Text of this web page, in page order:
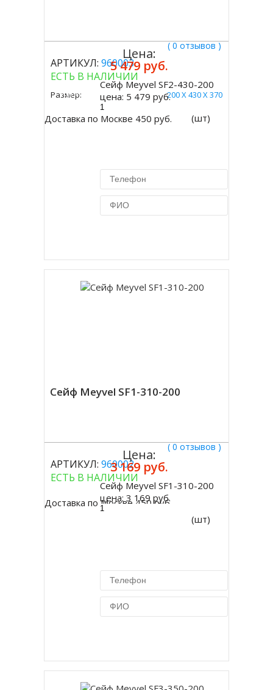
( 0 отзывов )
АРТИКУЛ: 960003
ЕСТЬ В НАЛИЧИИ
Размер: 200 Х 430 Х 370
Доставка по Москве 450 руб.
Цена:
5 479 руб.
Купить
Сейф Meyvel SF2-430-200
цена: 5 479 руб.
(шт)
Сейф Meyvel SF1-310-200
( 0 отзывов )
АРТИКУЛ: 960002
ЕСТЬ В НАЛИЧИИ
Доставка по Москве 450 руб.
Цена:
3 169 руб.
Сейф Meyvel SF1-310-200
цена:3 169 руб.
(шт)